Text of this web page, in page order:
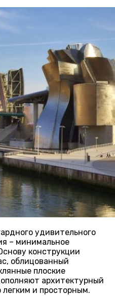
удивительного
– минимальное
конструкции
облицованный
плоские
архитектурный
легким и просторным.